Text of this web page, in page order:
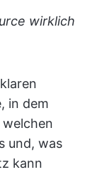
wirklich
in dem
und, was
kann